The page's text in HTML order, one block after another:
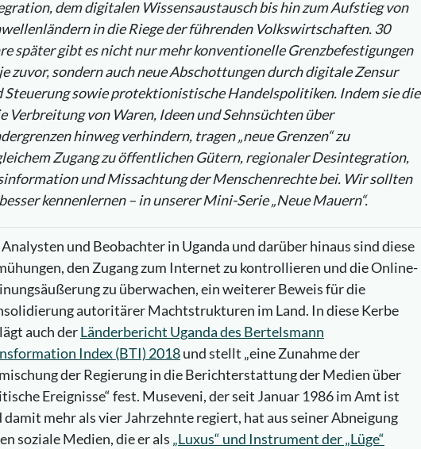
dem digitalen Wissensaustausch bis hin zum Aufstieg von
in die Riege der führenden Volkswirtschaften. 30
später gibt es nicht nur mehr konventionelle Grenzbefestigungen
zuvor, sondern auch neue Abschottungen durch digitale Zensur
Steuerung sowie protektionistische Handelspolitiken. Indem sie die
Verbreitung von Waren, Ideen und Sehnsüchten über
hinweg verhindern, tragen „neue Grenzen“ zu
Zugang zu öffentlichen Gütern, regionaler Desintegration,
und Missachtung der Menschenrechte bei. Wir sollten
kennenlernen – in unserer Mini-Serie „Neue Mauern“.
Analysten und Beobachter in Uganda und darüber hinaus sind diese
den Zugang zum Internet zu kontrollieren und die Online-
zu überwachen, ein weiterer Beweis für die
autoritärer Machtstrukturen im Land. In diese Kerbe
auch derLänderbericht Uganda des Bertelsmann
Index (BTI) 2018und stellt „eine Zunahme der
der Regierung in die Berichterstattung der Medien über
Ereignisse“ fest. Museveni, der seit Januar 1986 im Amt ist
damit mehr als vier Jahrzehnte regiert, hat aus seiner Abneigung
soziale Medien, die er als „Luxus“ und Instrument der „Lüge“